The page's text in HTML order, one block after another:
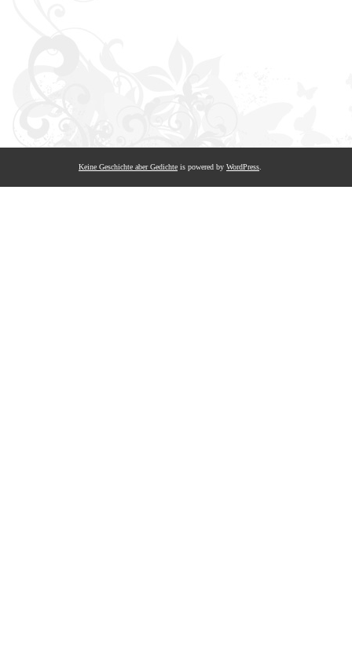
Keine Geschichte aber Gedichte is powered by WordPress